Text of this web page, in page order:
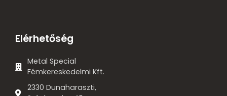
Elérhetőség
Metal Special
Fémkereskedelmi Kft.
2330 Dunaharaszti,